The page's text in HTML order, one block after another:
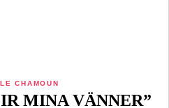
CHAMOUN
MINA VÄNNER”